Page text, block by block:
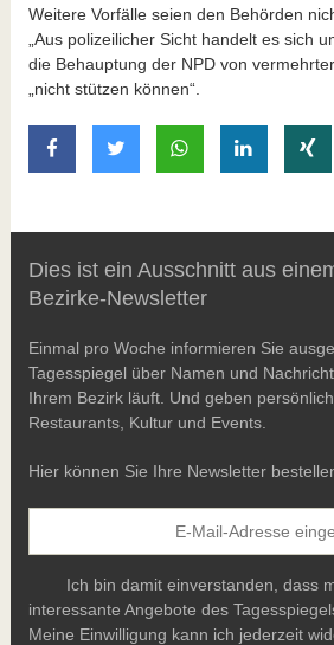
Weitere Vorfälle seien den Behörden
„Aus polizeilicher Sicht handelt es sich
die Behauptung der NPD von
„nicht stützen können“.
auf Facebook teilen
auf Twitter teilen
mit Whatsapp
auf
Dies ist ein Ausschnitt aus
Bezirke-Newsletter
Einmal pro Woche informieren Sie
Tagesspiegel über Namen und
Ihrem Bezirk läuft. Und geben
Restaurants, Kultur und Events.
Hier können Sie Ihre Newsletter
Ich bin damit einverstanden, dass
interessante Angebote des
Meine Einwilligung kann ich jederzeit